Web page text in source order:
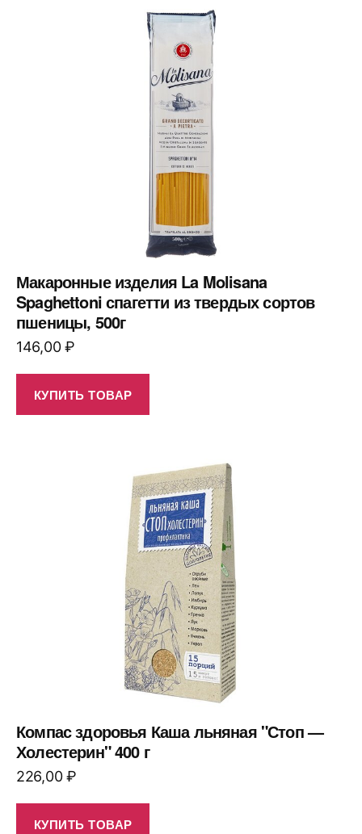
Макаронные изделия La Molisana
Spaghettoni спагетти из твердых сортов
пшеницы, 500г
146,00₽
КУПИТЬ ТОВАР
Компас здоровья Каша льняная "Стоп —
Холестерин" 400 г
226,00₽
КУПИТЬ ТОВАР